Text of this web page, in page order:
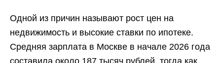
Одной из причин называют рост цен на
недвижимость и высокие ставки по ипотеке.
Средняя зарплата в Москве в начале 2026 года
составила около 187 тысяч рублей, тогда как